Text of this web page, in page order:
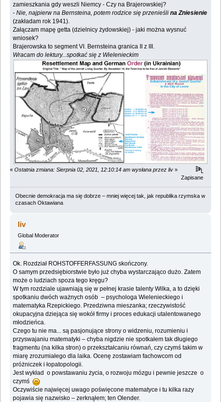
zamieszkania gdy weszli Niemcy - Czy na Brajerowskiej?
- Nie, najpierw na Bernsteina, potem rodzice się przenieślina Zniesienie
(zakładam rok 1941).
Załączam mapę getta (dzielnicy żydowskiej) - jaki można wysnuć
wniosek?
Brajerowska to segment VI. Bernsteina granica II z III.
Wracam do lektury...spotkać się z Wielenieckim
« Ostatnia zmiana: Sierpnia 02, 2021, 12:10:14 am wysłana przez liv »
Zapisane
Obecnie demokracja ma się dobrze – mniej więcej tak, jak republika rzymska w
czasach Oktawiana
liv
Global Moderator
Ok. Rozdział ROHSTOFFERFASSUNG skończony.
O samym przedsiębiorstwie było już chyba wystarczająco dużo. Zatem
może o ludziach spoza tego kręgu?
W tym rozdziale ujawniają się w pełnej krasie talenty Wilka, a to dzięki
spotkaniu dwóch ważnych osób – psychologa Wielenieckiego i
matematyka Rzepickiego. Przedziwna mieszanka; rzeczywistość
okupacyjna dziejąca się wokół firmy i proces edukacji utalentowanego
młodzieńca.
Czego tu nie ma... są pasjonujące strony o widzeniu, rozumieniu i
przyswajaniu matematyki – chyba nigdzie nie spotkałem tak długiego
fragmentu (na kilka stron) o przekształcaniu równań, czy czymś takim w
miarę zrozumiałego dla laika. Ocenę zostawiam fachowcom od
próżniczek i łopatopologii.
Jest wykład o powstawaniu życia, o rozwoju mózgu i pewnie jeszcze o
czymś
Oczywiście najwięcej uwago poświęcone matematyce i tu kilka razy
pojawia się nazwisko – zerknąłem; ten Olender.